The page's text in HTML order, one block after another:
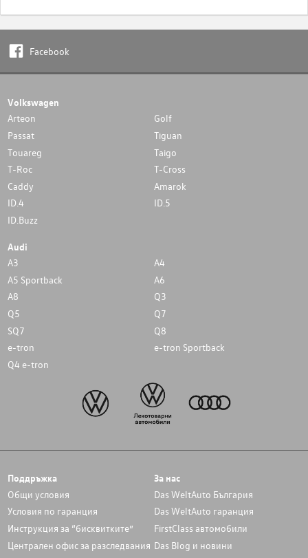
Facebook
Volkswagen
Arteon
Golf
Passat
Tiguan
Touareg
Taigo
T-Roc
T-Cross
Caddy
Amarok
ID.4
ID.5
ID.Buzz
Audi
A3
A4
A5 Sportback
A6
A8
Q3
Q5
Q7
SQ7
Q8
e-tron
e-tron Sportback
Q4 e-tron
Поддръжка
Общи условия
Условия по гаранция
Инструкция за “бисквитките”
Централен офис за разследвания
За нас
Das WeltAuto България
Das WeltAuto гаранция
FirstClass автомобили
Das Blog и новини